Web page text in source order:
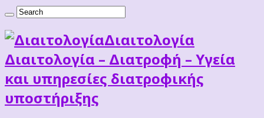
Διαιτoλογία
Διαιτολογία – Διατροφή – Υγεία
και υπηρεσίες διατροφικής
υποστήριξης